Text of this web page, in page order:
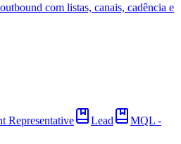
com listas, canais, cadência e
Representative Lead
MQL -